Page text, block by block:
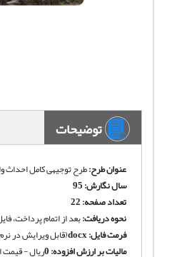
توضیحات
عنوان طرح:طرح توجیهی کامل احداث
سال نگارش: 95
تعداد صفحه: 22
نحوه دریافت:بعد از اتمام پرداخت،
فرمت فایل:docx(قابل ویرایش در
مالیات بر ارزش افزوده:0ریال - قیمت